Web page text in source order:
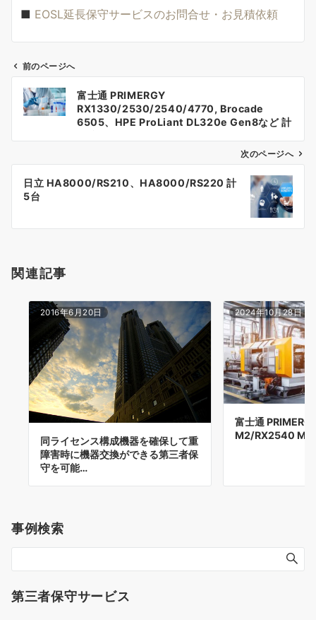
■ EOSL延長保守サービスのお問合せ・お見積依頼
投
稿
ゲ
シ
ン
前のページへ
富士通 PRIMERGY
RX1330/2530/2540/4770, Brocade
6505、HPE ProLiant DL320e Gen8など 計
次のページへ
日立 HA8000/RS210、HA8000/RS220 計
5台
関連記事
2016年6月20日
同ライセンス構成機器を確保して重
障害時に機器交換ができる第三者保
守を可能…
2024年10月28日
富士通
M2/RX2540 M2,
事例検索
第三者保守サービス